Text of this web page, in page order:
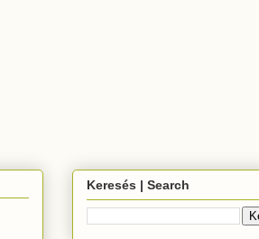
Keresés | Search